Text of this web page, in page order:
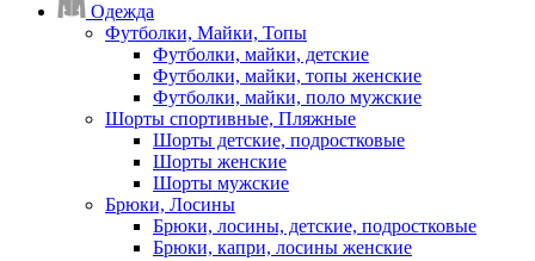
Одежда
Футболки, Майки, Топы
Футболки, майки, детские
Футболки, майки, топы женские
Футболки, майки, поло мужские
Шорты спортивные, Пляжные
Шорты детские, подростковые
Шорты женские
Шорты мужские
Брюки, Лосины
Брюки, лосины, детские, подростковые
Брюки, капри, лосины женские